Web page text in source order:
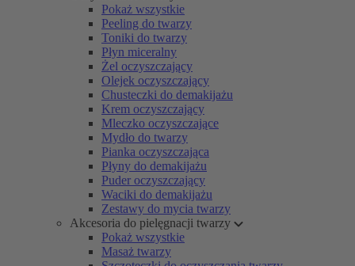
Pokaż wszystkie
Peeling do twarzy
Toniki do twarzy
Płyn miceralny
Żel oczyszczający
Olejek oczyszczający
Chusteczki do demakijażu
Krem oczyszczający
Mleczko oczyszczające
Mydło do twarzy
Pianka oczyszczająca
Płyny do demakijażu
Puder oczyszczający
Waciki do demakijażu
Zestawy do mycia twarzy
Akcesoria do pielęgnacji twarzy
Pokaż wszystkie
Masaż twarzy